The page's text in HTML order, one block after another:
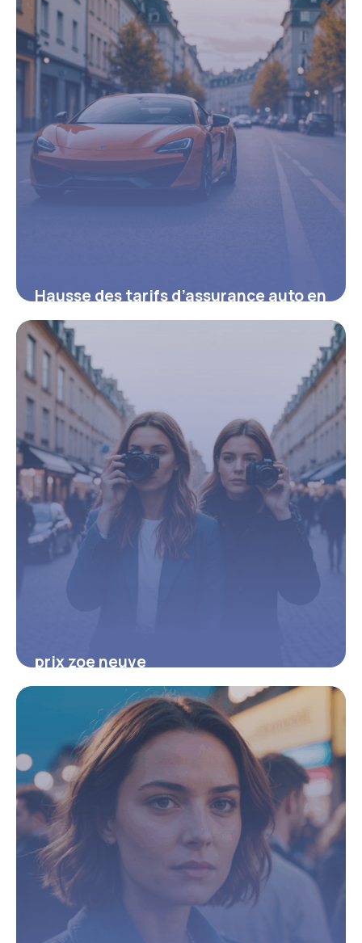
Hausse des tarifs d’assurance auto en
2025 : ce que vous devez savoir
8 août 2025
prix zoe neuve
8 août 2025